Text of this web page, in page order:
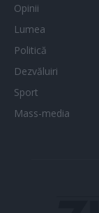
Opinii
Lumea
Politică
Dezvăluiri
Sport
Mass-media